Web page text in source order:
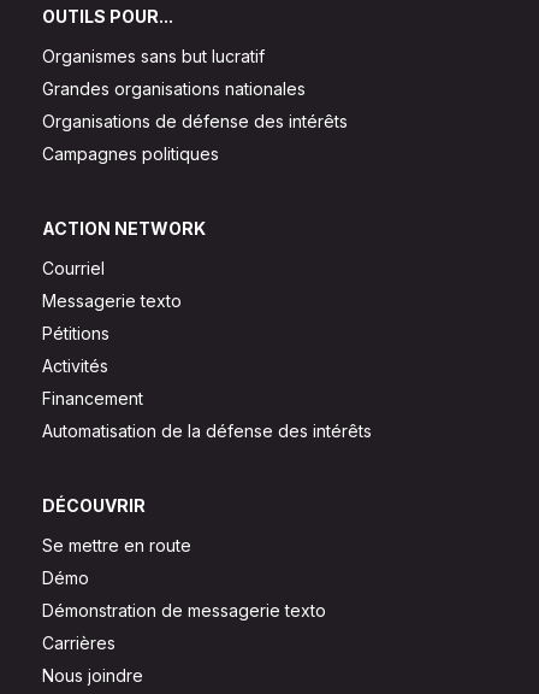
OUTILS POUR...
Organismes sans but lucratif
Grandes organisations nationales
Organisations de défense des intérêts
Campagnes politiques
ACTION NETWORK
Courriel
Messagerie texto
Pétitions
Activités
Financement
Automatisation de la défense des intérêts
DÉCOUVRIR
Se mettre en route
Démo
Démonstration de messagerie texto
Carrières
Nous joindre